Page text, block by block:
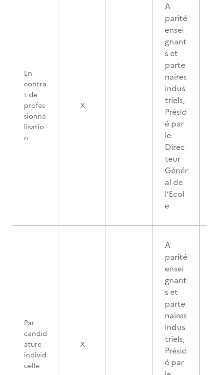
En
contra
t de
profes
sionna
lisatio
n
X
A
parité
ensei
gnant
s et
parte
naires
indus
triels,
Présid
é par
le
Direc
teur
Génér
al de
l’Ecol
e
Par
candid
ature
individ
uelle
X
A
parité
ensei
gnant
s et
parte
naires
indus
triels,
Présid
é par